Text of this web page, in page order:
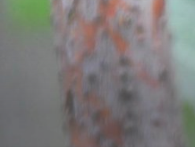
Tartalomhoz